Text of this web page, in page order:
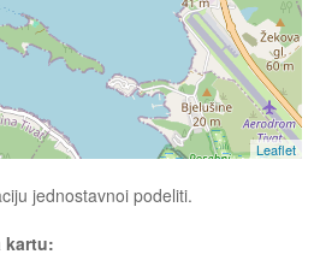
Leaflet
jednostavnoi podeliti.
kartu: